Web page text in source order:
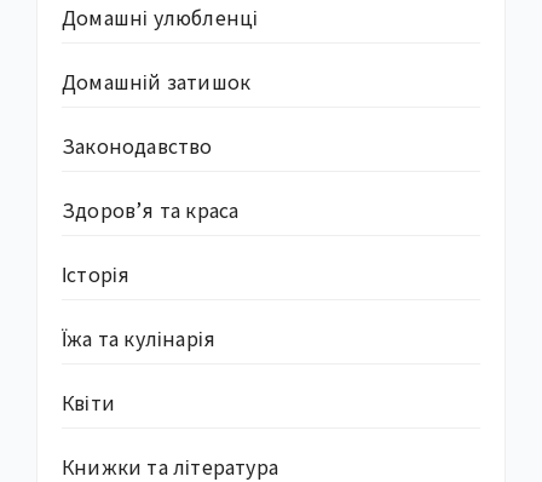
Домашні улюбленці
Домашній затишок
Законодавство
Здоров’я та краса
Історія
Їжа та кулінарія
Квіти
Книжки та література